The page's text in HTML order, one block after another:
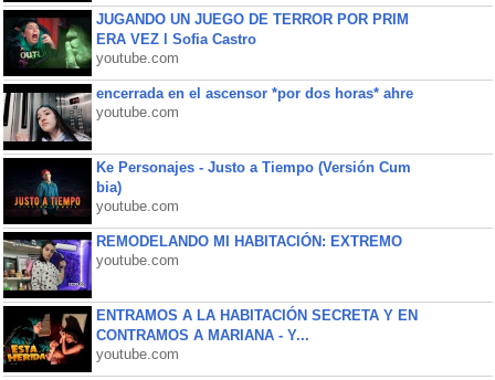
JUGANDO UN JUEGO DE TERROR POR PRIM
ERA VEZ l Sofia Castro
youtube.com
encerrada en el ascensor *por dos horas* ahre
youtube.com
Ke Personajes - Justo a Tiempo (Versión Cum
bia)
youtube.com
REMODELANDO MI HABITACIÓN: EXTREMO
youtube.com
ENTRAMOS A LA HABITACIÓN SECRETA Y EN
CONTRAMOS A MARIANA - Y...
youtube.com